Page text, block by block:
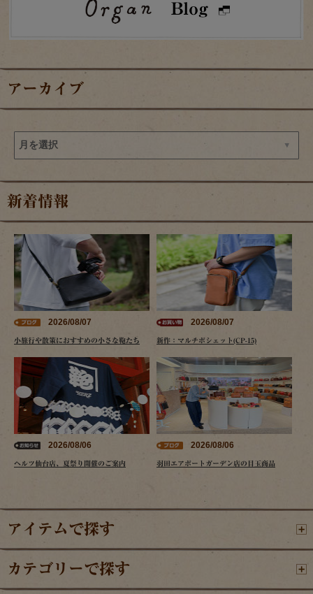
アーカイブ
新着情報
2026/08/07
小旅行や散策におすすめの小さな鞄たち
2026/08/07
新作：マルチポシェット(CP-15)
2026/08/06
ヘルツ仙台店、夏祭り開催のご案内
2026/08/06
羽田エアポートガーデン店の目玉商品
アイテムで探す
カテゴリーで探す